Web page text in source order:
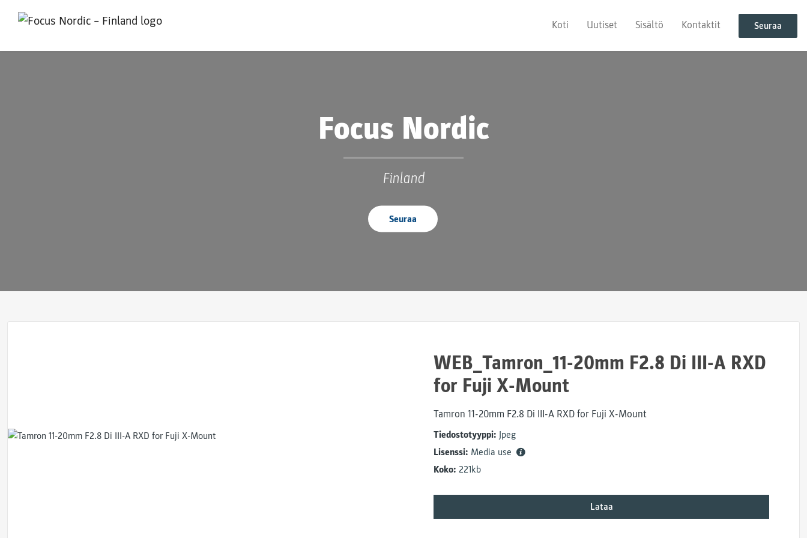
Koti Uutiset Sisältö Kontaktit Seuraa
Focus Nordic
Finland
Seuraa
WEB_Tamron_11-20mm F2.8 Di III-A RXD
for Fuji X-Mount
Tamron 11-20mm F2.8 Di III-A RXD for Fuji X-Mount
Tiedostotyyppi: Jpeg
Lisenssi: Media use
Koko: 221kb
Lataa